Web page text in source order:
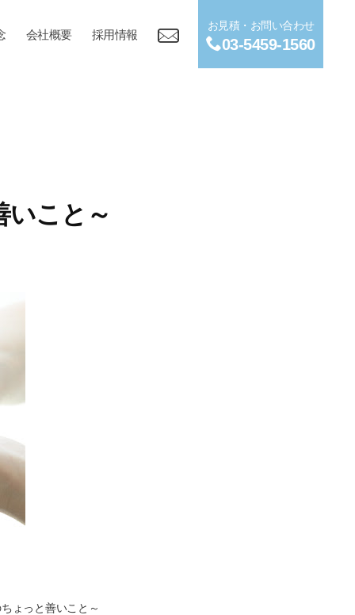
会社概要 採用情報
お見積・お問い合わせ
03-5459-1560
いこと～
ょっと善いこと～